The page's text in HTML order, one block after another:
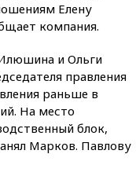
Елену
компания.
и Ольги
правления
раньше в
На место
блок,
Марков. Павлову